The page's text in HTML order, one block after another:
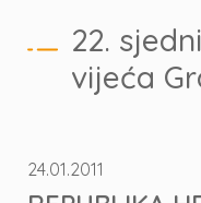
22.
vijeća
24.01.2011